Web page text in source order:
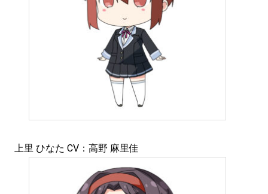
上里 ひなた CV：高野 麻里佳